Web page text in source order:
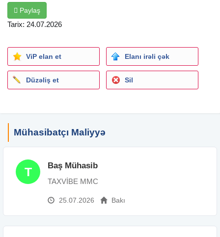
Paylaş
Tarix: 24.07.2026
ViP elan et Elanı irəli çək
Düzəliş et Sil
Mühasibatçı Maliyyə
T Baş Mühasib
TAXVİBE MMC
25.07.2026 Bakı